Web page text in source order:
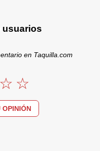
usuarios
en Taquilla.com
OPINIÓN